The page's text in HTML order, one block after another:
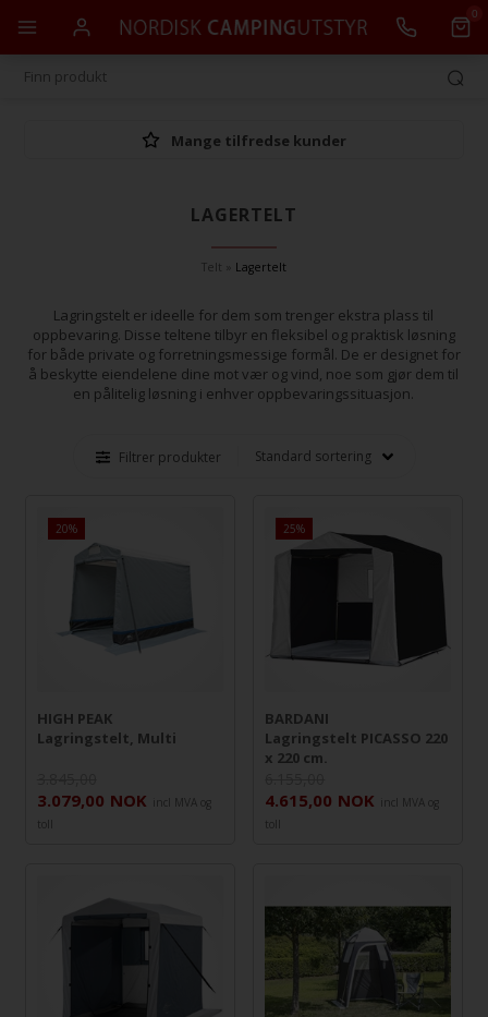
0
Mange tilfredse kunder
LAGERTELT
Telt Lagertelt
Lagringstelt er ideelle for dem som trenger ekstra plass til
oppbevaring. Disse teltene tilbyr en fleksibel og praktisk løsning
for både private og forretningsmessige formål. De er designet for
å beskytte eiendelene dine mot vær og vind, noe som gjør dem til
en pålitelig løsning i enhver oppbevaringssituasjon.
Filtrer produkter
20%
HIGH PEAK
Lagringstelt, Multi
3.079,00 NOK
incl MVA og
toll
25%
BARDANI
Lagringstelt PICASSO 220
x 220 cm.
4.615,00 NOK
incl MVA og
toll